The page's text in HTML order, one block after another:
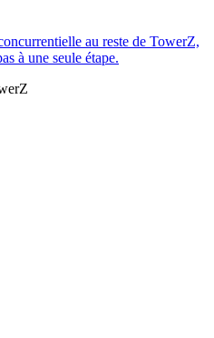
au reste de TowerZ,
à une seule étape.